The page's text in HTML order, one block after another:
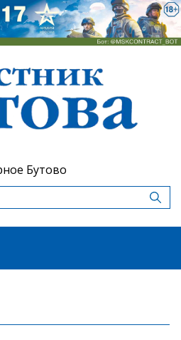
Бутово